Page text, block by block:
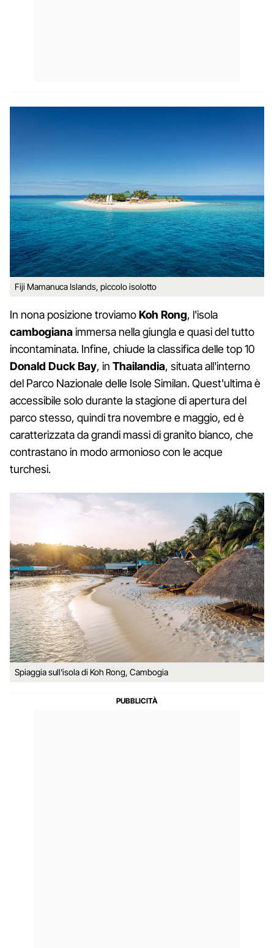
Fiji Mamanuca Islands, piccolo isolotto
In nona posizione troviamoKoh Rong, l'isola
cambogianaimmersa nella giungla e quasi del tutto
incontaminata. Infine, chiude la classifica delle top 10
Donald Duck Bay, in Thailandia, situata all'interno
del Parco Nazionale delle Isole Similan. Quest'ultima è
accessibile solo durante la stagione di apertura del
parco stesso, quindi tra novembre e maggio, ed è
caratterizzata da grandi massi di granito bianco, che
contrastano in modo armonioso con le acque
turchesi.
Spiaggia sull'isola di Koh Rong, Cambogia